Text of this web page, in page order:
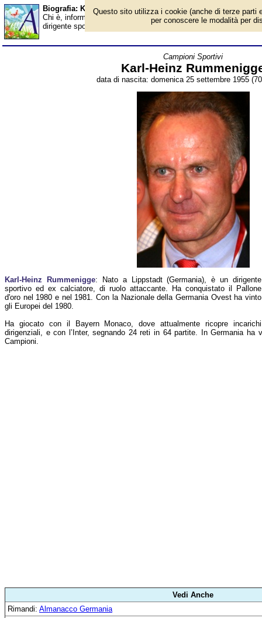
Biografia: Karl-Heinz Rummenigge - età - Almanacco
Chi è, informazioni, foto, qual è la data di nascita, età, dove è
dirigente sportivo ed ex calciatore tedesco, campione europeo
Campioni Sportivi
Karl-Heinz
data di nascita: domenica 25 settembre 1955
Karl-Heinz Rummenigge: Nato a Lippstadt (Germania), è un dirigente
sportivo ed ex calciatore, di ruolo attaccante. Ha conquistato il Pallone
d'oro nel 1980 e nel 1981. Con la Nazionale della Germania Ovest ha vinto
gli Europei del 1980.
Ha giocato con il Bayern Monaco, dove attualmente ricopre incarichi
dirigenziali, e con l’Inter, segnando 24 reti in 64 partite. In Germania ha
Campioni.
Vedi Anche
Rimandi: Almanacco Germania
Questo sito utilizza i cookie (anche di terze parti
per conoscere le modalità per